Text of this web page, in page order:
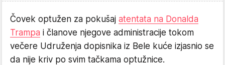
Čovek optužen za pokušaj atentata na Donalda
Trampa i članove njegove administracije tokom
večere Udruženja dopisnika iz Bele kuće izjasnio se
da nije kriv po svim tačkama optužnice.